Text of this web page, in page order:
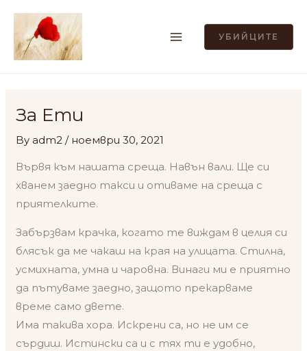
content
MENUУБИЙЦИТЕ
За Ети
By adm2/ ноември 30, 2021
Вървя към нашата среща. Навън вали. Ще си
хванем заедно такси и отиваме на среща с
приятелките.
Забързвам крачка, когато те виждам в целия си
блясък да ме чакаш на края на улицата. Стилна,
усмихната, умна и чаровна. Винаги ми е приятно
да пътуваме заедно, защото прекарваме
време само двете.
Има такива хора. Искрени са, но не им се
сърдиш. Истински са и с тях ти е удобно,